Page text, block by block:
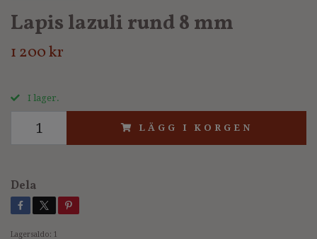
Lapis lazuli rund 8 mm
1 200 kr
I lager.
LÄGG I KORGEN
Dela
Lagersaldo: 1